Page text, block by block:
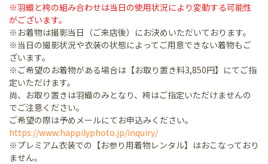
※羽織と袴の組み合わせは当日の使用状況により変動する可能性
がございます。
※お着物は撮影当日（ご来店後）にお決めいただいております。
※当日の撮影状況や衣装の状態によってご用意できない着物もご
ざいます。
※ご希望のお着物がある場合は【お取り置き料3,850円】にてご指
定いただけます。
尚、お取り置きは羽織のみとなり、袴はご指定いただけませんの
でご注意ください。
ご希望の際は予めメールにてお申込みください。
https://www.happilyphoto.jp/inquiry/
※プレミアム衣装での【お参り用着物レンタル】はおこなっており
ません。